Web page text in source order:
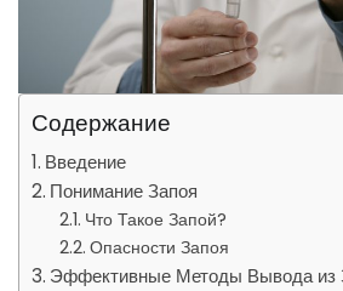
Содержание
Введение
Понимание Запоя
Что Такое Запой?
Опасности Запоя
Эффективные Методы Вывода из